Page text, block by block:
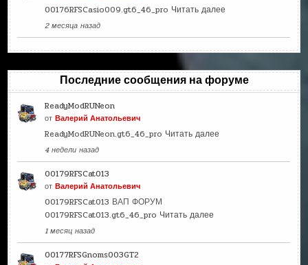
00176RFSCasio009.gt6_46_pro Читать далее
2 месяца назад
Последние сообщения на форуме
ReadyModRUNeon
отВалерий Анатольевич
ReadyModRUNeon.gt6_46_pro Читать далее
4 недели назад
00179RFSCat013
отВалерий Анатольевич
00179RFSCat013 ВАП ФОРУМ
00179RFSCat013.gt6_46_pro Читать далее
1 месяц назад
00177RFSGnoms003GT2